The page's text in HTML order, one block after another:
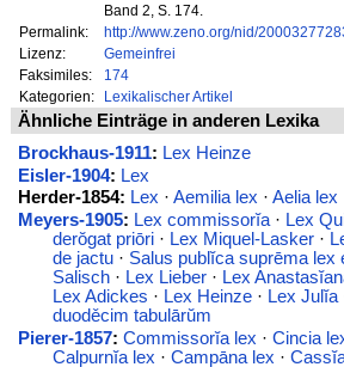
Band 2, S. 174.
Permalink:
http://www.zeno.org/nid/
Lizenz:
Gemeinfrei
Faksimiles:
174
Kategorien:
Lexikalischer Artikel
Ähnliche Einträge in anderen Lexika
Brockhaus-1911: Lex Heinze
Eisler-1904: Lex
Herder-1854: Lex · Aemilia lex · Aelia lex
Meyers-1905: Lex commissorĭa· Lex
derŏgat priōri· Lex Miquel-Lasker·
de jactu· Salus publĭca suprēma lex
Salisch· Lex Lieber· Lex
Lex Adickes · Lex Heinze· Lex Julĭa
duoděcim tabulārŭm
Pierer-1857: Commissorĭa lex · Cincia
Calpurnĭa lex · Campāna lex ·